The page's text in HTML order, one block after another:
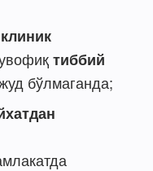
клиник
тиббий
бўлмаганда;